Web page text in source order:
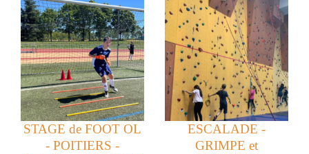
STAGE de FOOT OL
- POITIERS -
ESCALADE -
GRIMPE et